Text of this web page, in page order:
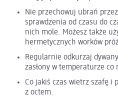
Nie przechowuj ubrań przez
sprawdzenia od czasu do
nich mole. Możesz także
hermetycznych worków
Regularnie odkurzaj
zasłony w temperaturze
Co jakiś czas wietrz szafę i
z octem.